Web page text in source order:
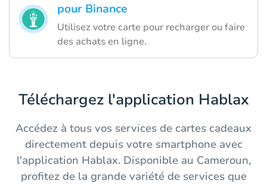
pour Binance
Utilisez votre carte pour recharger ou faire
des achats en ligne.
Téléchargez l'application Hablax
Accédez à tous vos services de cartes cadeaux
directement depuis votre smartphone avec
l'application Hablax. Disponible au Cameroun,
profitez de la grande variété de services que